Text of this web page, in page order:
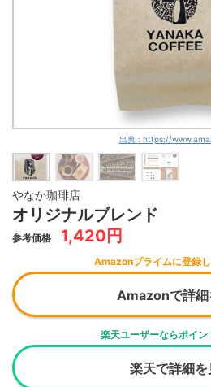
出典 : https://
やなか珈琲店
オリジナルブレンド
参考価格 1,420円
Amazonプライムに登録し
Amazonで詳細
楽天ユーザーならポイ
楽天で詳細を